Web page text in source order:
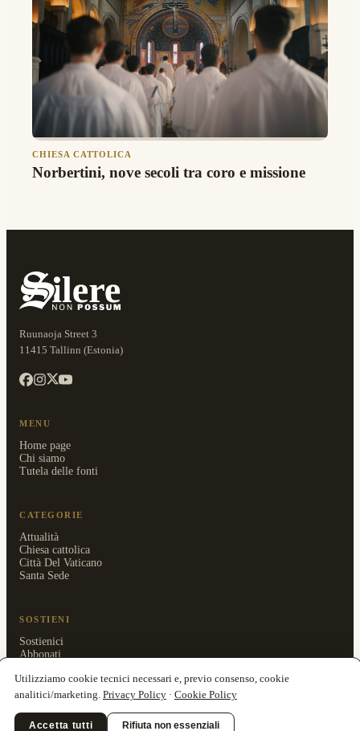
CHIESA CATTOLICA
Norbertini, nove secoli tra coro e missione
Ruunaoja Street 3
11415 Tallinn (Estonia)
MENU
Home page
Chi siamo
Tutela delle fonti
CATEGORIE
Attualità
Chiesa cattolica
Città Del Vaticano
Santa Sede
SOSTIENI
Sostienici
Abbonati
Utilizziamo cookie tecnici necessari e, previo consenso, cookie
analitici/marketing. Privacy Policy· Cookie Policy
Accetta tutti Rifiuta non essenziali